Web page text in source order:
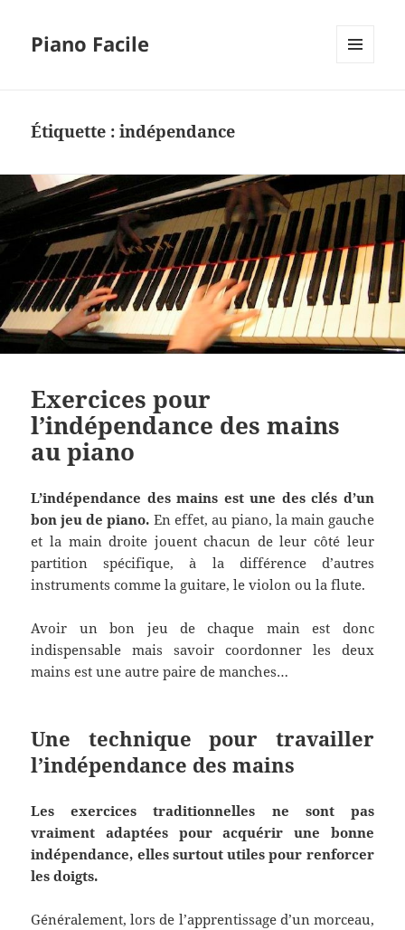
Piano Facile
Étiquette :indépendance
Exercices pour
l’indépendance des mains
au piano
L’indépendance des mains est une des clés d’un
bon jeu de piano. En effet, au piano, la main gauche
et la main droite jouent chacun de leur côté leur
partition spécifique, à la différence d’autres
instruments comme la guitare, le violon ou la flute.
Avoir un bon jeu de chaque main est donc
indispensable mais savoir coordonner les deux
mains est une autre paire de manches…
Une technique pour travailler
l’indépendance des mains
Les exercices traditionnelles ne sont pas
vraiment adaptées pour acquérir une bonne
indépendance, elles surtout utiles pour renforcer
les doigts.
Généralement, lors de l’apprentissage d’un morceau,